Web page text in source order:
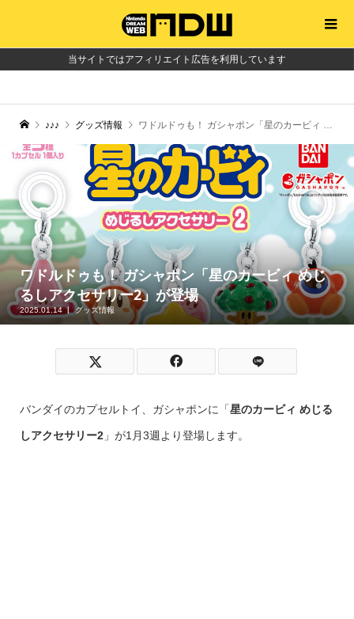
当サイトではアフィリエイト広告を利用しています
♪♪♪ グッズ情報 ワドルドゥも！ ガシャポン「星のカービィ めじるしアクセサリー2」が登場
ワドルドゥも！ ガシャポン「星のカービィ めじ
るしアクセサリー2」が登場
2025.01.14 グッズ情報
バンダイのカプセルトイ、ガシャポンに「星のカービィ めじる
しアクセサリー2」が1月3週より登場します。